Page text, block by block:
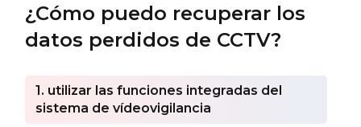
¿Cómo puedo recuperar los
datos perdidos de CCTV?
1. utilizar las funciones integradas del
sistema de vídeovigilancia